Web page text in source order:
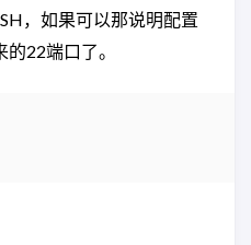
，如果可以那说明配置
22端口了。